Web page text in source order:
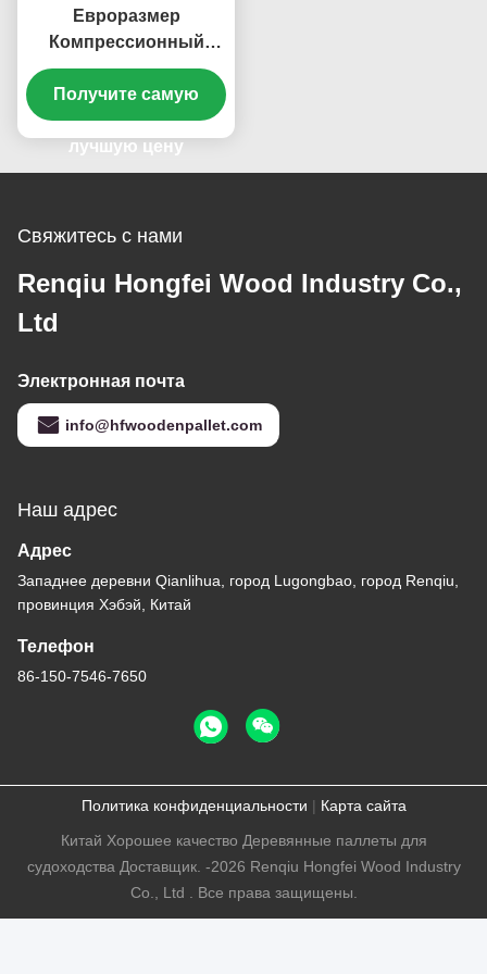
Евроразмер
Компрессионный
Паллет Формованный
Поддон Заводская
поставка
Получите самую
лучшую цену
Свяжитесь с нами
Renqiu Hongfei Wood Industry Co.,
Ltd
Электронная почта
info@hfwoodenpallet.com
Наш адрес
Адрес
Западнее деревни Qianlihua, город Lugongbao, город Renqiu,
провинция Хэбэй, Китай
Телефон
86-150-7546-7650
Политика конфиденциальности | Карта сайта
Китай Хорошее качество Деревянные паллеты для
судоходства Доставщик. -2026 Renqiu Hongfei Wood Industry
Co., Ltd . Все права защищены.